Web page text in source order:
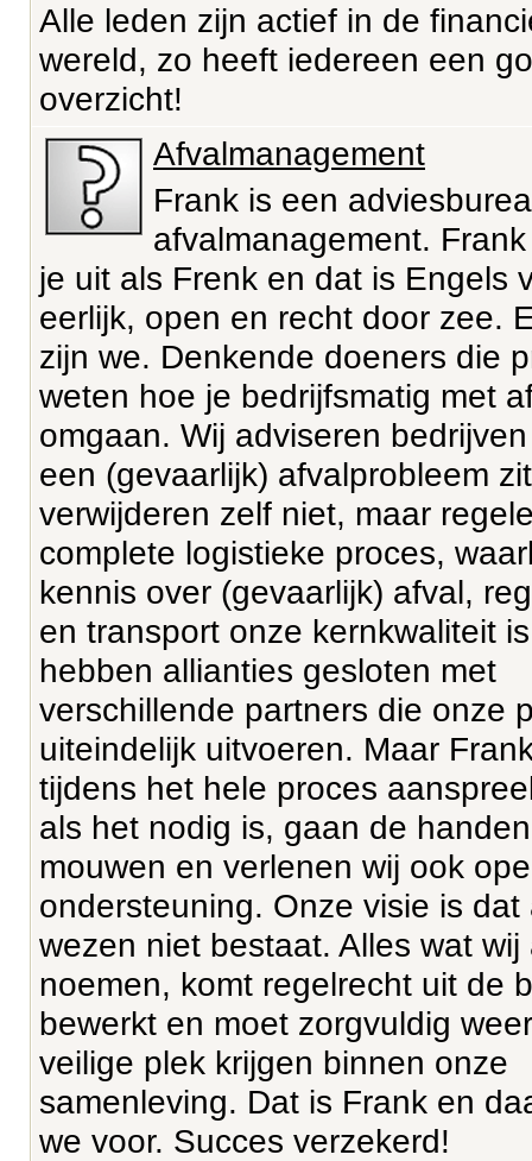
Alle leden zijn actief in de
wereld, zo heeft iedereen een
overzicht!
Afvalmanagement
Frank is een
afvalmanagement.
je uit als Frenk en dat is Engels
eerlijk, open en recht door zee.
zijn we. Denkende doeners die
weten hoe je bedrijfsmatig met
omgaan. Wij adviseren
een (gevaarlijk) afvalprobleem
verwijderen zelf niet, maar
complete logistieke proces,
kennis over (gevaarlijk) afval,
en transport onze kernkwaliteit
hebben allianties gesloten met
verschillende partners die onze
uiteindelijk uitvoeren. Maar
tijdens het hele proces
als het nodig is, gaan de
mouwen en verlenen wij ook
ondersteuning. Onze visie is dat
wezen niet bestaat. Alles wat wij
noemen, komt regelrecht uit de
bewerkt en moet zorgvuldig
veilige plek krijgen binnen onze
samenleving. Dat is Frank en
we voor. Succes verzekerd!